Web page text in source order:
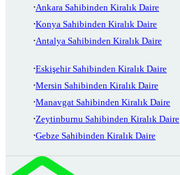
Ankara Sahibinden Kiralık Daire
Konya Sahibinden Kiralık Daire
Antalya Sahibinden Kiralık Daire
Eskişehir Sahibinden Kiralık Daire
Mersin Sahibinden Kiralık Daire
Manavgat Sahibinden Kiralık Daire
Zeytinburnu Sahibinden Kiralık Daire
Gebze Sahibinden Kiralık Daire